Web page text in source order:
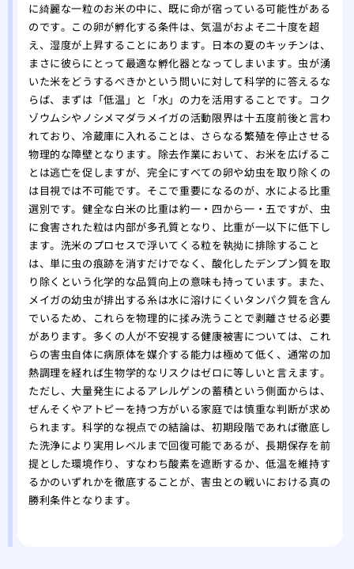
に綺麗な一粒のお米の中に、既に命が宿っている可能性がある
のです。この卵が孵化する条件は、気温がおよそ二十度を超
え、湿度が上昇することにあります。日本の夏のキッチンは、
まさに彼らにとって最適な孵化器となってしまいます。虫が湧
いた米をどうするべきかという問いに対して科学的に答えるな
らば、まずは「低温」と「水」の力を活用することです。コク
ゾウムシやノシメマダラメイガの活動限界は十五度前後と言わ
れており、冷蔵庫に入れることは、さらなる繁殖を停止させる
物理的な障壁となります。除去作業において、お米を広げるこ
とは逃亡を促しますが、完全にすべての卵や幼虫を取り除くの
は目視では不可能です。そこで重要になるのが、水による比重
選別です。健全な白米の比重は約一・四から一・五ですが、虫
に食害された粒は内部が多孔質となり、比重が一以下に低下し
ます。洗米のプロセスで浮いてくる粒を執拗に排除すること
は、単に虫の痕跡を消すだけでなく、酸化したデンプン質を取
り除くという化学的な品質向上の意味も持っています。また、
メイガの幼虫が排出する糸は水に溶けにくいタンパク質を含ん
でいるため、これらを物理的に揉み洗うことで剥離させる必要
があります。多くの人が不安視する健康被害については、これ
らの害虫自体に病原体を媒介する能力は極めて低く、通常の加
熱調理を経れば生物学的なリスクはゼロに等しいと言えます。
ただし、大量発生によるアレルゲンの蓄積という側面からは、
ぜんそくやアトピーを持つ方がいる家庭では慎重な判断が求め
られます。科学的な視点での結論は、初期段階であれば徹底し
た洗浄により実用レベルまで回復可能であるが、長期保存を前
提とした環境作り、すなわち酸素を遮断するか、低温を維持す
るかのいずれかを徹底することが、害虫との戦いにおける真の
勝利条件となります。